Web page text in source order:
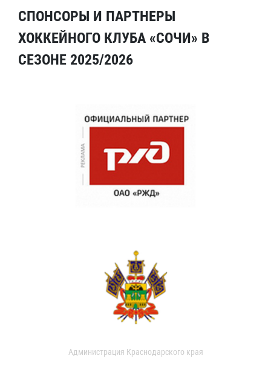
СПОНСОРЫ И ПАРТНЕРЫ
ХОККЕЙНОГО КЛУБА «СОЧИ» В
СЕЗОНЕ 2025/2026
Администрация Краснодарского края